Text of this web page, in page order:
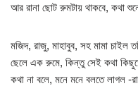
আর রানা ছোট রুমটায় থাকবে, কথা
মজিদ, রাজু, মাহাবুব, সহ মামা
ছেলে এক রুমে, কিন্তু সেই কথা
কথা না বলে, মনে মনে বলতে লাগল -